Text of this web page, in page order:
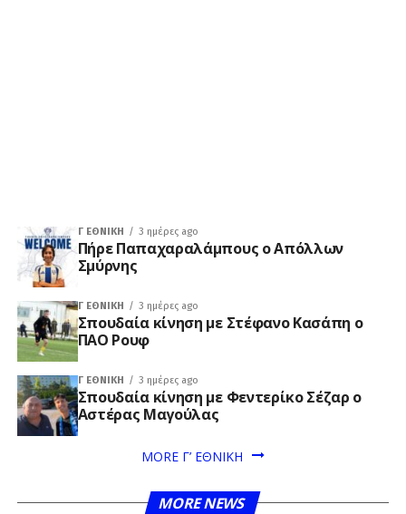
Γ ΕΘΝΙΚΉ 3 ημέρες ago
Πήρε Παπαχαραλάμπους ο Απόλλων
Σμύρνης
Γ ΕΘΝΙΚΉ 3 ημέρες ago
Σπουδαία κίνηση με Στέφανο Κασάπη ο
ΠΑΟ Ρουφ
Γ ΕΘΝΙΚΉ 3 ημέρες ago
Σπουδαία κίνηση με Φεντερίκο Σέζαρ ο
Αστέρας Μαγούλας
MORE Γ’ ΕΘΝΙΚΗ
MORE NEWS